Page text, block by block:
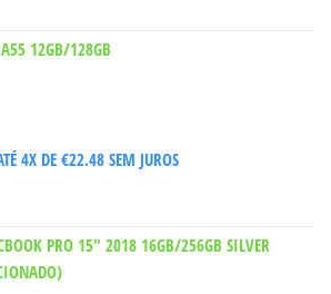
A55 12GB/128GB
4X DE€22.48SEM JUROS
PRO 15" 2018 16GB/256GB SILVER